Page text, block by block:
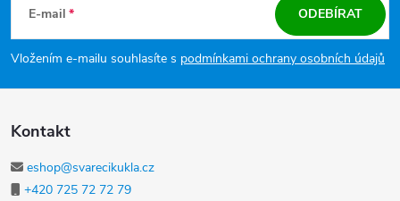
E-mail
Vložením e-mailu souhlasíte s podmínkami ochrany osobních údajů
ODEBÍRAT
Kontakt
eshop@svarecikukla.cz
+420 725 72 72 79